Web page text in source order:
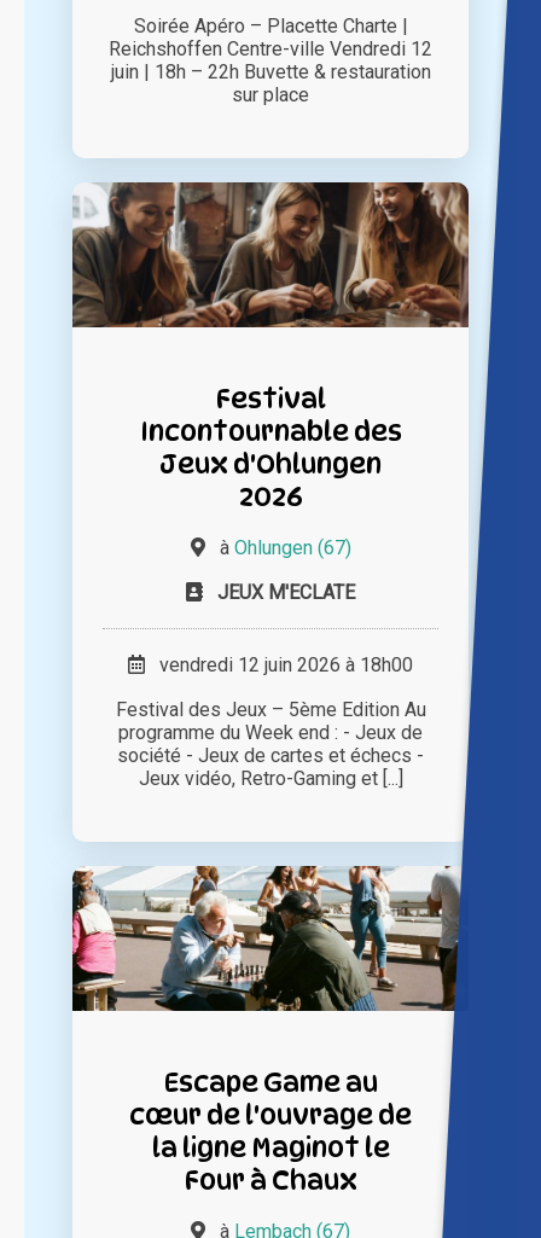
Soirée Apéro – Placette Charte |
Reichshoffen Centre-ville Vendredi 12
juin | 18h – 22h Buvette & restauration
sur place
Festival
Incontournable des
Jeux d'Ohlungen
2026
à Ohlungen (67)
JEUX M'ECLATE
vendredi 12 juin 2026 à 18h00
Festival des Jeux – 5ème Edition Au
programme du Week end : - Jeux de
société - Jeux de cartes et échecs -
Jeux vidéo, Retro-Gaming et [...]
Escape Game au
cœur de l'ouvrage de
la ligne Maginot le
Four à Chaux
à Lembach (67)